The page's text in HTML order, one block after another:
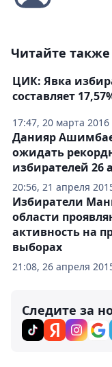
Читайте также
17:47, 20 марта 2016
ЦИК: Явка
составляет
20:56, 21 апреля
Данияр
ожидать
избирателей 26
21:08, 26 апреля
Избиратели
области
активность на
выборах
Следите за